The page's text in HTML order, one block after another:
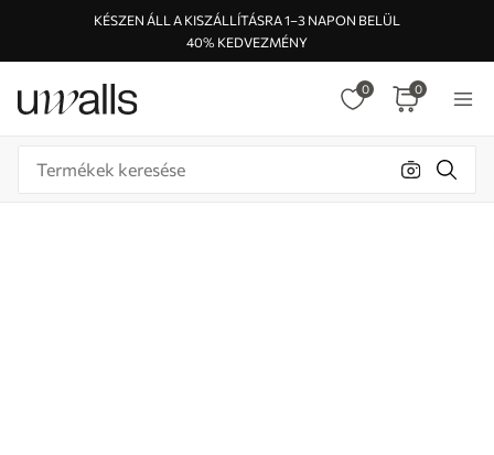
KÉSZEN ÁLL A KISZÁLLÍTÁSRA 1–3 NAPON BELÜL
40% KEDVEZMÉNY
0 0